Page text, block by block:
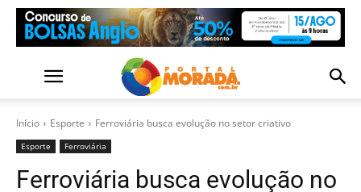
Início Esporte Ferroviária busca evolução no setor criativo
Esporte Ferroviária
Ferroviária busca evolução no